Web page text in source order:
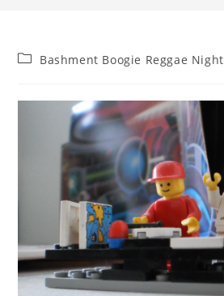
Beitrags-
Bashment Boogie Reggae Night